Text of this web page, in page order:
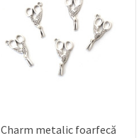
Charm metalic foarfecă